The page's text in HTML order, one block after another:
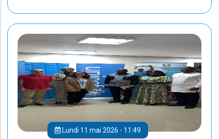
Lundi 11 mai 2026 - 11:49